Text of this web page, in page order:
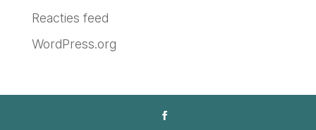
Reacties feed
WordPress.org